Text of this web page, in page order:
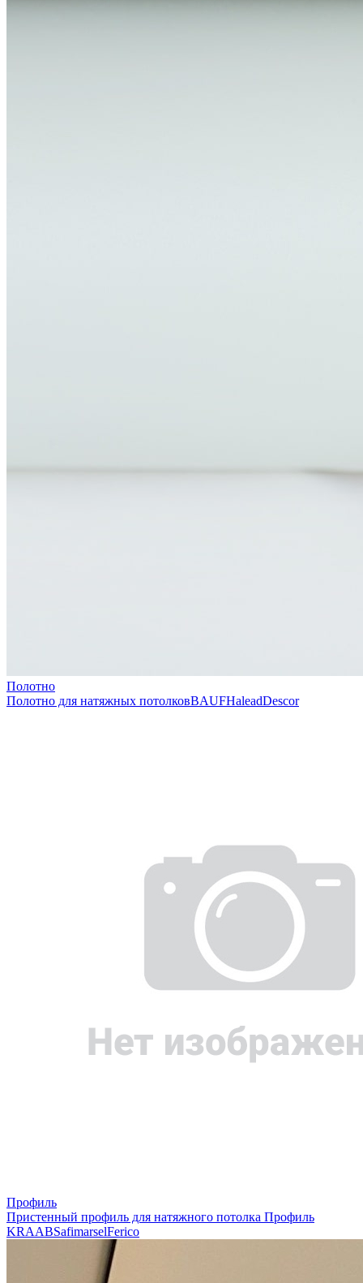
Полотно
Полотно для натяжных потолковBAUFHaleadDescor
Профиль
Пристенный профиль для натяжного потолка Профиль
KRAABSafimarselFerico